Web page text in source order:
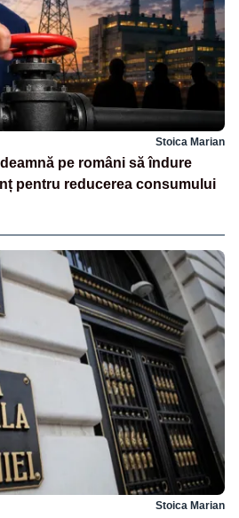
Stoica Marian
pe români să îndure
pentru reducerea consumului
Stoica Marian